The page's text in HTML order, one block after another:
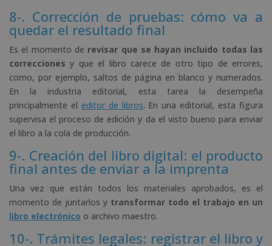
8-. Corrección de pruebas: cómo va a
quedar el resultado final
Es el momento de revisar que se hayan incluido todas las
correcciones y que el libro carece de otro tipo de errores,
como, por ejemplo, saltos de página en blanco y numerados.
En la industria editorial, esta tarea la desempeña
principalmente el editor de libros. En una editorial, esta figura
supervisa el proceso de edición y da el visto bueno para enviar
el libro a la cola de producción.
9-. Creación del libro digital: el producto
final antes de enviar a la imprenta
Una vez que están todos los materiales aprobados, es el
momento de juntarlos y transformar todo el trabajo en un
libro electrónico o archivo maestro.
10-. Trámites legales: registrar el libro y